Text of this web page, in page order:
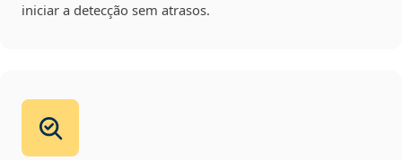
iniciar a detecção sem atrasos.